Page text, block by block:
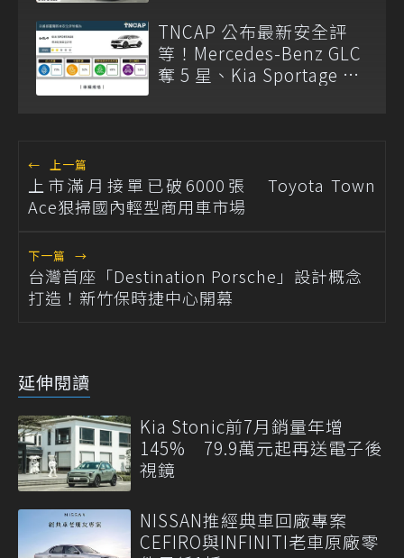
TNCAP 公布最新安全評
等！Mercedes-Benz GLC
奪 5 星、Kia Sportage 僅
← 上一篇
上市滿月接單已破6000張 Toyota Town
Ace狠掃國內輕型商用車市場
下一篇 →
台灣首座「Destination Porsche」設計概念
打造！新竹保時捷中心開幕
延伸閱讀
Kia Stonic前7月銷量年增
145% 79.9萬元起再送電子後
視鏡
NISSAN推經典車回廠專案
CEFIRO與INFINITI老車原廠零